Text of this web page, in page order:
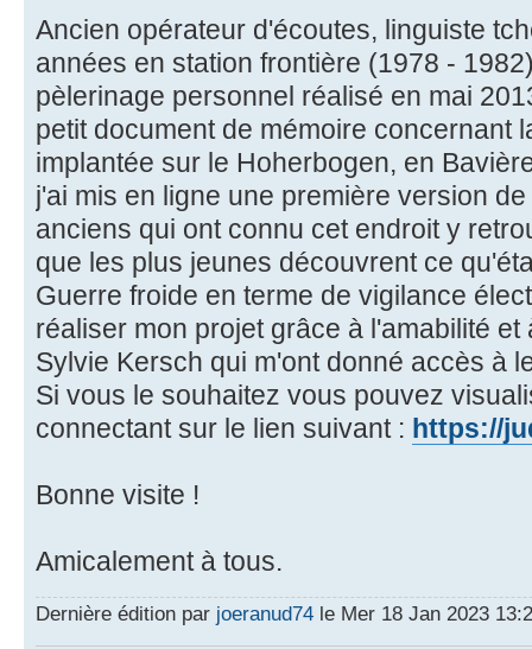
Ancien opérateur d'écoutes, linguiste
années en station frontière (1978 -
pèlerinage personnel réalisé en mai
petit document de mémoire concernant
implantée sur le Hoherbogen, en
j'ai mis en ligne une première version
anciens qui ont connu cet endroit y
que les plus jeunes découvrent ce
Guerre froide en terme de vigilance
réaliser mon projet grâce à l'amabilité
Sylvie Kersch qui m'ont donné accès à
Si vous le souhaitez vous pouvez
connectant sur le lien suivant : https://
Bonne visite !
Amicalement à tous.
Dernière édition par joeranud74 le Mer 18 Jan 2023